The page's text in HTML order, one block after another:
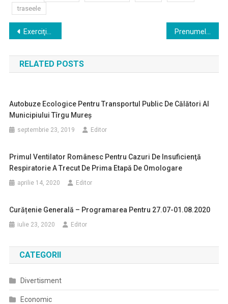
traseele
Navigare
în
articole
Exerciţiu de testare a sistemului de alarmare publică
RELATED POSTS
Autobuze Ecologice Pentru Transportul Public De Călători Al
Municipiului Tîrgu Mureș
septembrie 23, 2019 Editor
Primul Ventilator Românesc Pentru Cazuri De Insuficienţă
Respiratorie A Trecut De Prima Etapă De Omologare
aprilie 14, 2020 Editor
Curățenie Generală – Programarea Pentru 27.07-01.08.2020
iulie 23, 2020 Editor
CATEGORII
Divertisment
Economic